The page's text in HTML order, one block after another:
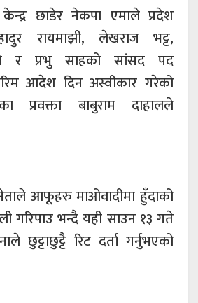
छाडेर नेकपा एमाले प्रदेश
रायमाझी, लेखराज भट्ट,
र प्रभु साहको सांसद पद
आदेश दिन अस्वीकार गरेको
प्रवक्ता बाबुराम दाहालले
आफूहरु माओवादीमा हुँदाको
गरिपाउ भन्दै यही साउन १३ गते
छुट्टाछुट्टै रिट दर्ता गर्नुभएको